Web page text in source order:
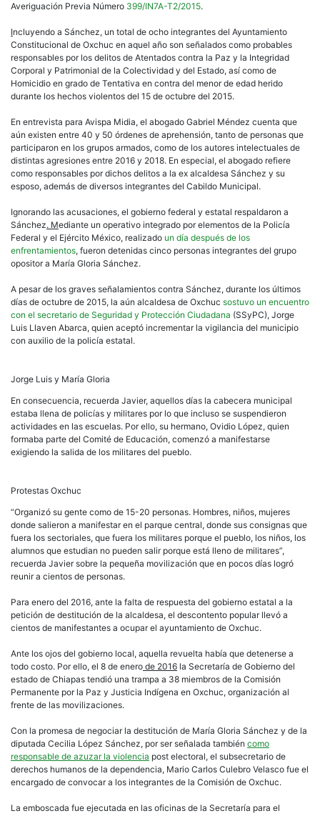
Averiguación Previa Número 399/IN7A-T2/2015.
Incluyendo a Sánchez, un total de ocho integrantes del Ayuntamiento
Constitucional de Oxchuc en aquel año son señalados como probables
responsables por los delitos de Atentados contra la Paz y la Integridad
Corporal y Patrimonial de la Colectividad y del Estado, así como de
Homicidio en grado de Tentativa en contra del menor de edad herido
durante los hechos violentos del 15 de octubre del 2015.
En entrevista para Avispa Midia, el abogado Gabriel Méndez cuenta que
aún existen entre 40 y 50 órdenes de aprehensión, tanto de personas que
participaron en los grupos armados, como de los autores intelectuales de
distintas agresiones entre 2016 y 2018. En especial, el abogado refiere
como responsables por dichos delitos a la ex alcaldesa Sánchez y su
esposo, además de diversos integrantes del Cabildo Municipal.
Ignorando las acusaciones, el gobierno federal y estatal respaldaron a
Sánchez. Mediante un operativo integrado por elementos de la Policía
Federal y el Ejército México, realizado un día después de los
enfrentamientos, fueron detenidas cinco personas integrantes del grupo
opositor a María Gloria Sánchez.
A pesar de los graves señalamientos contra Sánchez, durante los últimos
días de octubre de 2015, la aún alcaldesa de Oxchuc sostuvo un encuentro
con el secretario de Seguridad y Protección Ciudadana (SSyPC), Jorge
Luis Llaven Abarca, quien aceptó incrementar la vigilancia del municipio
con auxilio de la policía estatal.
Jorge Luis y María Gloria
En consecuencia, recuerda Javier, aquellos días la cabecera municipal
estaba llena de policías y militares por lo que incluso se suspendieron
actividades en las escuelas. Por ello, su hermano, Ovidio López, quien
formaba parte del Comité de Educación, comenzó a manifestarse
exigiendo la salida de los militares del pueblo.
Protestas Oxchuc
“Organizó su gente como de 15-20 personas. Hombres, niños, mujeres
donde salieron a manifestar en el parque central, donde sus consignas que
fuera los sectoriales, que fuera los militares porque el pueblo, los niños, los
alumnos que estudian no pueden salir porque está lleno de militares”,
recuerda Javier sobre la pequeña movilización que en pocos días logró
reunir a cientos de personas.
Para enero del 2016, ante la falta de respuesta del gobierno estatal a la
petición de destitución de la alcaldesa, el descontento popular llevó a
cientos de manifestantes a ocupar el ayuntamiento de Oxchuc.
Ante los ojos del gobierno local, aquella revuelta había que detenerse a
todo costo. Por ello, el 8 de enero de 2016 la Secretaría de Gobierno del
estado de Chiapas tendió una trampa a 38 miembros de la Comisión
Permanente por la Paz y Justicia Indígena en Oxchuc, organización al
frente de las movilizaciones.
Con la promesa de negociar la destitución de María Gloria Sánchez y de la
diputada Cecilia López Sánchez, por ser señalada también como
responsable de azuzar la violencia post electoral, el subsecretario de
derechos humanos de la dependencia, Mario Carlos Culebro Velasco fue el
encargado de convocar a los integrantes de la Comisión de Oxchuc.
La emboscada fue ejecutada en las oficinas de la Secretaría para el